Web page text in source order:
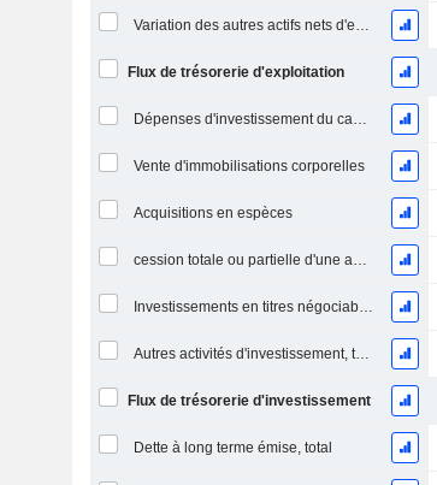
Variation des autres actifs nets d'exploitation
Flux de trésorerie d'exploitation
Dépenses d'investissement du capital (CAPEX)
Vente d'immobilisations corporelles
Acquisitions en espèces
cession totale ou partielle d'une activité
Investissements en titres négociables et en actions, total
Autres activités d'investissement, total
Flux de trésorerie d'investissement
Dette à long terme émise, total